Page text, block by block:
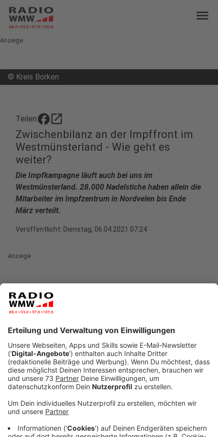
menu
Anzeige
© Kreis Borken
Teilen: open_in_new
Zwischenbilanz an der Impffront im
Westmünsterland - Wie geht es
weiter?
Die Impfkampagne läuft auch bei uns im
Westmünsterland. 28.000 Nadelstiche haben allein die
Mitarbeiter im Impfzentrum in Nordvelen bis Ende
März verteilt.
Veröffentlicht: Dienstag, 06.04.2021 07:24
Anzeige
Bereits 28.000 Nadelstiche im Impfzentrum
und es werden mehr
Und ab heute werden es noch mehr, freut sich Landrat
Kai Zwicker.
Anzeige
Erstmals werden die